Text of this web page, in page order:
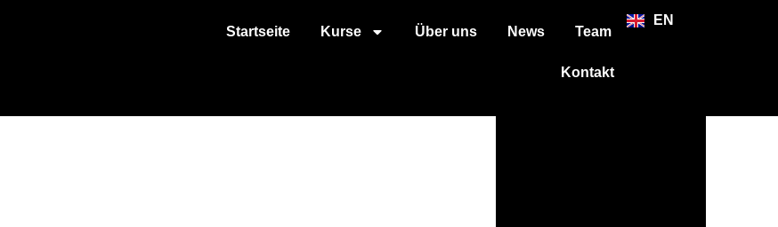
Startseite Kurse Über uns News Team
Kontakt
EN